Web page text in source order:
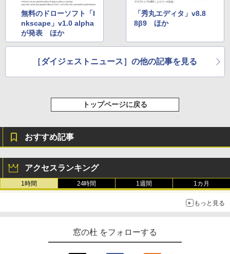
無料のドローソフト「I
nkscape」v1.0 alpha
が発表 ほか
「秀丸エディタ」v8.8
8β9 ほか
［ダイジェストニュース］の他の記事を見る
トップページに戻る
おすすめ記事
アクセスランキング
1時間 24時間 1週間 1カ月
もっと見る
窓の杜 をフォローする